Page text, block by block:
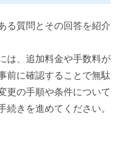
る質問とその回答を紹介
は、追加料金や手数料が
前に確認することで無駄
更の手順や条件について
続きを進めてください。